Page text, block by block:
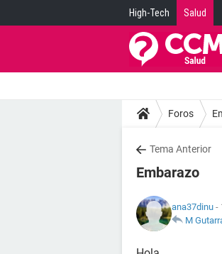
High-Tech Salud
Foros
Tema Anterior
Embarazo
ana37dinu -
M